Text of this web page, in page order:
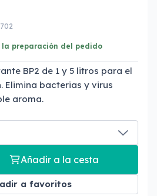
la preparación del pedido
BP2 de 1 y 5 litros para el
Elimina bacterias y virus
aroma.
Añadir a la cesta
a favoritos